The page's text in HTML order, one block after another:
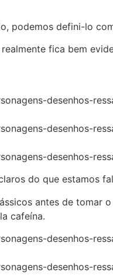
podemos defini-lo
fica bem
do que estamos
antes de
cafeína.